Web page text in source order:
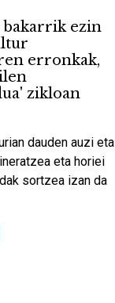
bakarrik ezin
erronkak,
zikloan
dauden auzi eta
eta horiei
sortzea izan da